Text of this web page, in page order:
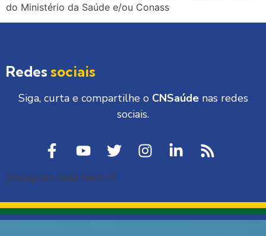
do Ministério da Saúde e/ou Conass
Redes sociais
Siga, curta e compartilhe o CNSaúdenas redes
sociais.
[instagram-feed feed=1]